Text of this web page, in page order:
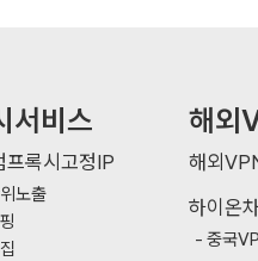
서비스
프록시고정IP
노출
해외
해외
하이온
중국